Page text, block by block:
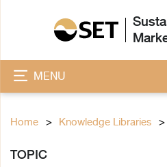
MENU
Home Knowledge Libraries
TOPIC